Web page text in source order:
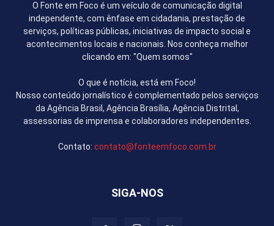
O Fonte em Foco é um veículo de comunicação digital
independente, com ênfase em cidadania, prestação de
serviços, políticas públicas, iniciativas de impacto social e
acontecimentos locais e nacionais. Nos conheça melhor
clicando em: "Quem somos"
O que é notícia, está em Foco!
Nosso conteúdo jornalístico é complementado pelos serviços
da Agência Brasil, Agência Brasília, Agência Distrital,
assessorias de imprensa e colaboradores independentes.
Contato: contato@fonteemfoco.com.br
SIGA-NOS